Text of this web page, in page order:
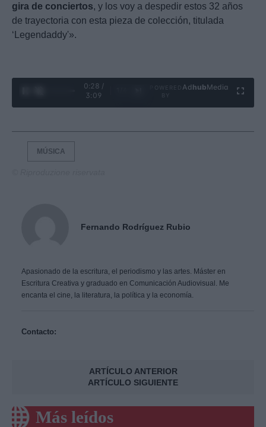
gira de conciertos, y los voy a despedir estos 32 años
de trayectoria con esta pieza de colección, titulada
‘Legendaddy'».
0:29 /
3:09
Ad hubMedia
MÚSICA
Fernando Rodríguez Rubio
Apasionado de la escritura, el periodismo y las artes. Máster en
Escritura Creativa y graduado en Comunicación Audiovisual. Me
encanta el cine, la literatura, la política y la economía.
Contacto:
ARTÍCULO ANTERIOR
ARTÍCULO SIGUIENTE
Más leídos